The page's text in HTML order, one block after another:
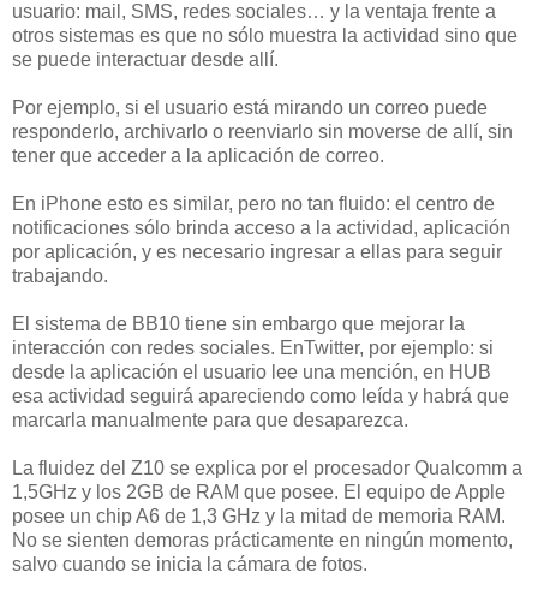
usuario: mail, SMS, redes sociales… y la ventaja frente a
otros sistemas es que no sólo muestra la actividad sino que
se puede interactuar desde allí.
Por ejemplo, si el usuario está mirando un correo puede
responderlo, archivarlo o reenviarlo sin moverse de allí, sin
tener que acceder a la aplicación de correo.
En iPhone esto es similar, pero no tan fluido: el centro de
notificaciones sólo brinda acceso a la actividad, aplicación
por aplicación, y es necesario ingresar a ellas para seguir
trabajando.
El sistema de BB10 tiene sin embargo que mejorar la
interacción con redes sociales. EnTwitter, por ejemplo: si
desde la aplicación el usuario lee una mención, en HUB
esa actividad seguirá apareciendo como leída y habrá que
marcarla manualmente para que desaparezca.
La fluidez del Z10 se explica por el procesador Qualcomm a
1,5GHz y los 2GB de RAM que posee. El equipo de Apple
posee un chip A6 de 1,3 GHz y la mitad de memoria RAM.
No se sienten demoras prácticamente en ningún momento,
salvo cuando se inicia la cámara de fotos.